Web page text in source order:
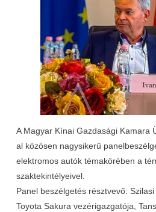
A Magyar Kínai Gazdasági Kamara
al közösen nagysikerű
elektromos autók témakörében a
szaktekintélyeivel.
Panel beszélgetés résztvevő:
Toyota Sakura vezérigazgatója,